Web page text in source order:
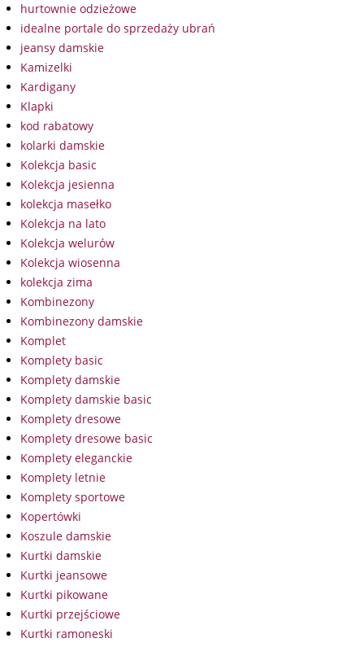
hurtownie odzieżowe
idealne portale do sprzedaży ubrań
jeansy damskie
Kamizelki
Kardigany
Klapki
kod rabatowy
kolarki damskie
Kolekcja basic
Kolekcja jesienna
kolekcja masełko
Kolekcja na lato
Kolekcja welurów
Kolekcja wiosenna
kolekcja zima
Kombinezony
Kombinezony damskie
Komplet
Komplety basic
Komplety damskie
Komplety damskie basic
Komplety dresowe
Komplety dresowe basic
Komplety eleganckie
Komplety letnie
Komplety sportowe
Kopertówki
Koszule damskie
Kurtki damskie
Kurtki jeansowe
Kurtki pikowane
Kurtki przejściowe
Kurtki ramoneski